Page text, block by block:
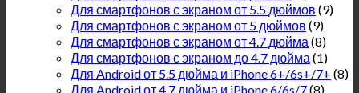
Для смартфонов с экраном от 5.5 дюймов (9)
Для смартфонов с экраном от 5 дюймов (9)
Для смартфонов с экраном от 4.7 дюйма (8)
Для смартфонов с экраном до 4.7 дюйма (1)
Для Android от 5.5 дюйма и iPhone 6+/6s+/7+ (8)
Для Android от 4.7 дюйма и iPhone 6/6s/7(8)